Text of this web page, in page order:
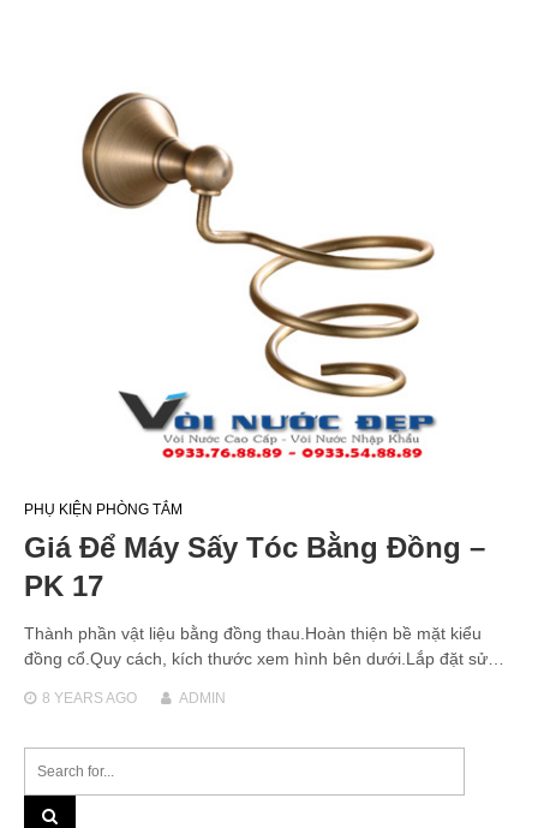
PHỤ KIỆN PHÒNG TẮM
Giá Để Máy Sấy Tóc Bằng Đồng –
PK 17
Thành phần vật liệu bằng đồng thau.Hoàn thiện bề mặt kiểu
đồng cổ.Quy cách, kích thước xem hình bên dưới.Lắp đặt sử…
8 YEARSAGO ADMIN